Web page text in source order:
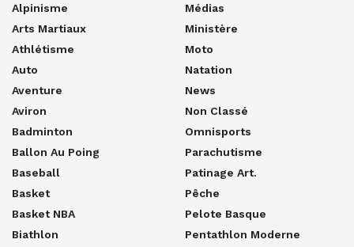
Alpinisme
Arts Martiaux
Athlétisme
Auto
Aventure
Aviron
Badminton
Ballon Au Poing
Baseball
Basket
Basket NBA
Biathlon
Médias
Ministère
Moto
Natation
News
Non Classé
Omnisports
Parachutisme
Patinage Art.
Pêche
Pelote Basque
Pentathlon Moderne